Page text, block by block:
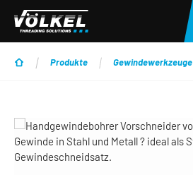
Zum Hauptinhalt springen
Produkte Gewindewerkzeuge
Bildergalerie überspringen